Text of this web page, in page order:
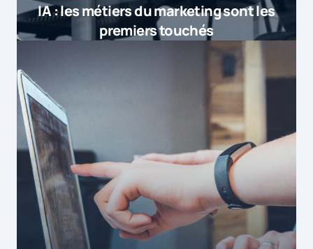
IA : les métiers du marketing sont les
premiers touchés